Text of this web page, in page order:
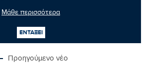
Μάθε περισσότερα
ΕΝΤΑΞΕΙ
Προηγούμενο νέο